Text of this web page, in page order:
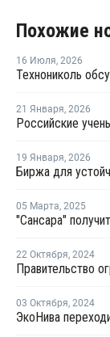
Похожие
16 Июля, 2026
21 Января, 2026
19 Января, 2026
05 Марта, 2025
22 Октября, 2024
03 Октября, 2024